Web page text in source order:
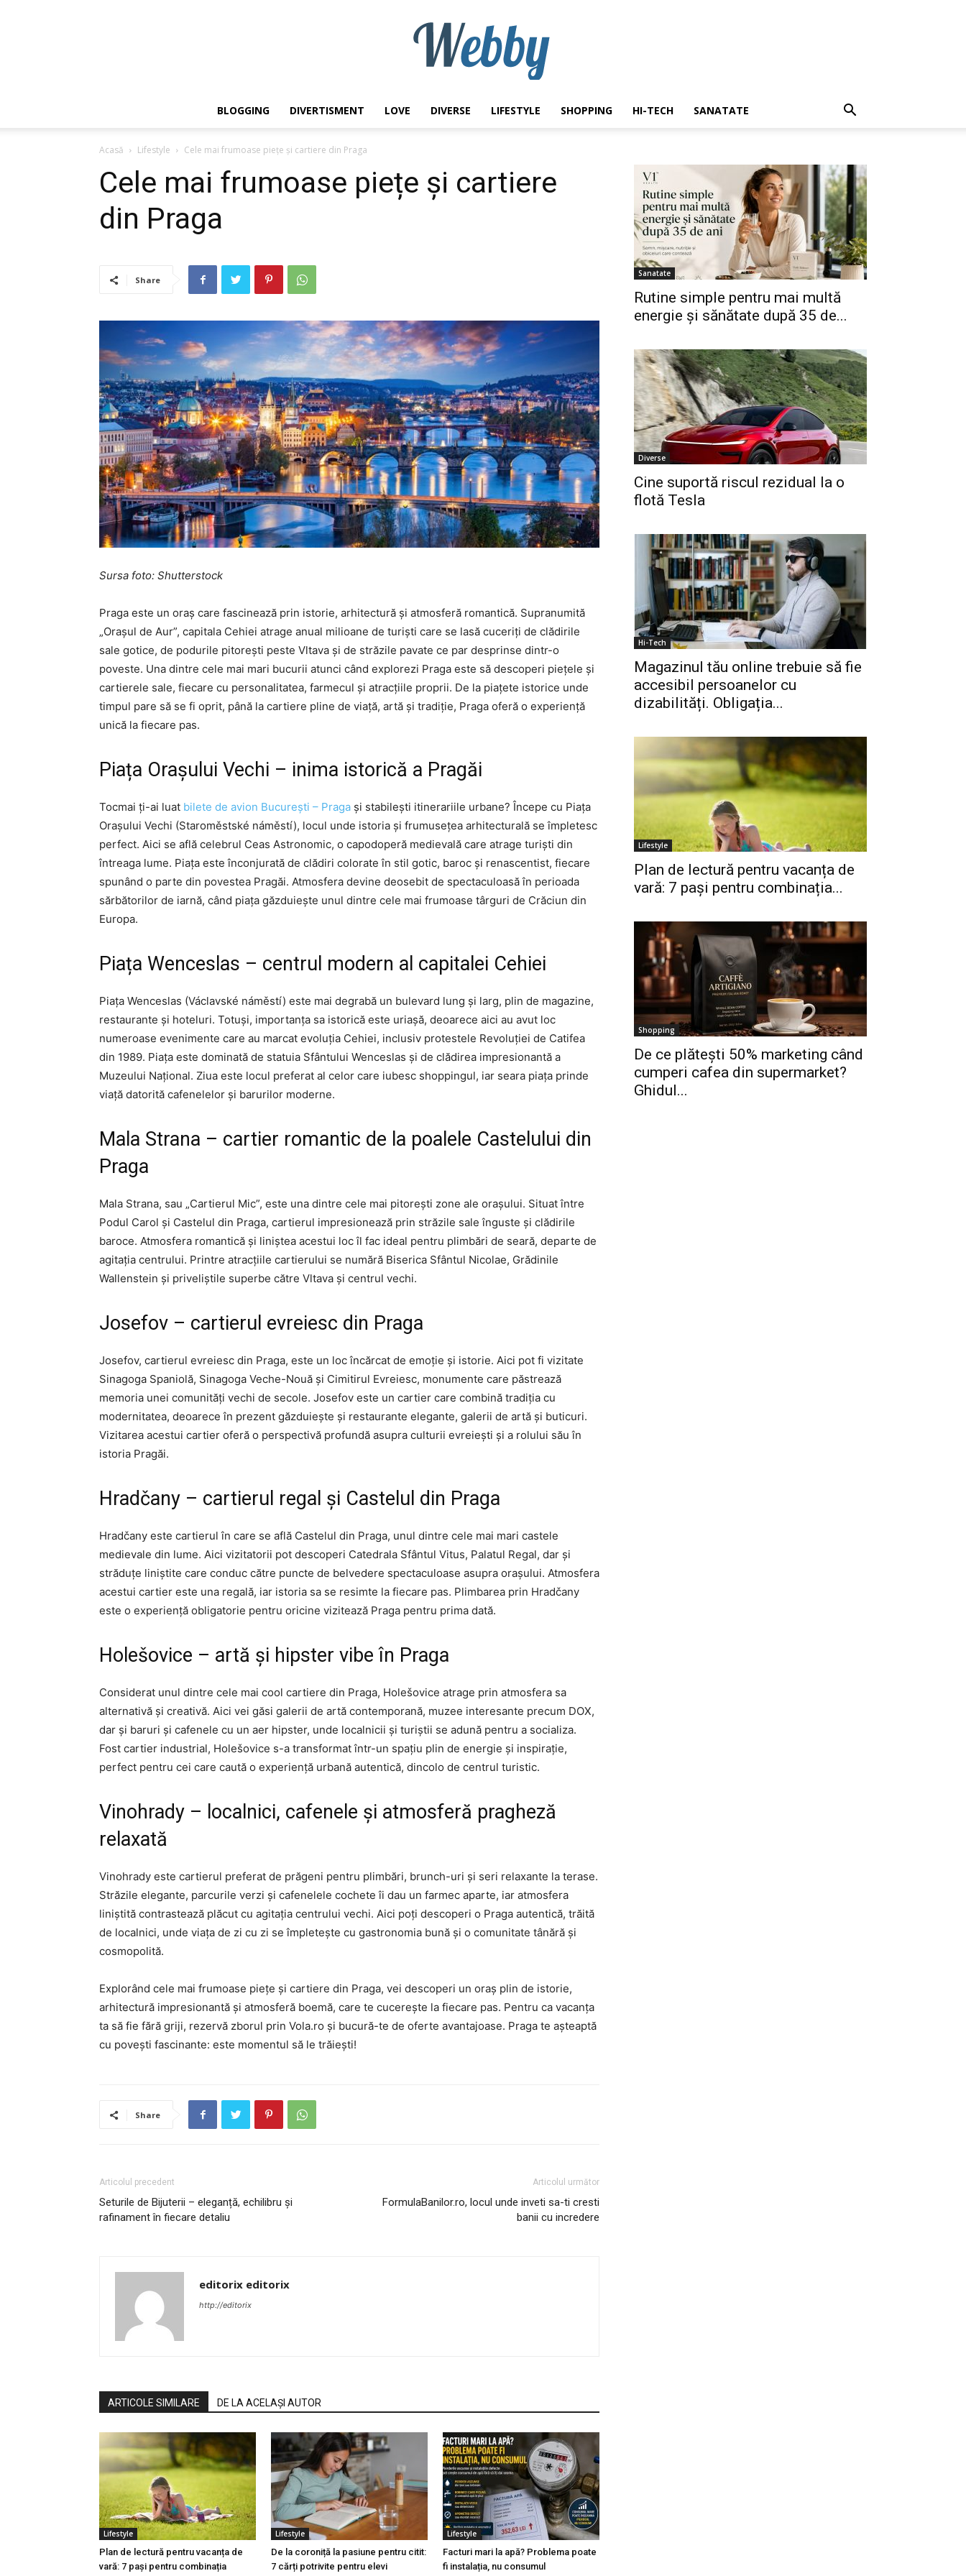
BLOGGING DIVERTISMENT LOVE DIVERSE LIFESTYLE SHOPPING HI-TECH SANATATE
Acasă Lifestyle Cele mai frumoase piețe și cartiere din Praga
Cele mai frumoase piețe și cartiere
din Praga
Share
Sursa foto: Shutterstock
Praga este un oraș care fascinează prin istorie, arhitectură și atmosferă romantică. Supranumită
„Orașul de Aur”, capitala Cehiei atrage anual milioane de turiști care se lasă cuceriți de clădirile
sale gotice, de podurile pitorești peste Vltava și de străzile pavate ce par desprinse dintr-o
poveste. Una dintre cele mai mari bucurii atunci când explorezi Praga este să descoperi piețele și
cartierele sale, fiecare cu personalitatea, farmecul și atracțiile proprii. De la piațete istorice unde
timpul pare să se fi oprit, până la cartiere pline de viață, artă și tradiție, Praga oferă o experiență
unică la fiecare pas.
Piața Orașului Vechi – inima istorică a Pragăi
Tocmai ți-ai luat bilete de avion București – Praga și stabilești itinerariile urbane? Începe cu Piața
Orașului Vechi (Staroměstské náměstí), locul unde istoria și frumusețea arhitecturală se împletesc
perfect. Aici se află celebrul Ceas Astronomic, o capodoperă medievală care atrage turiști din
întreaga lume. Piața este înconjurată de clădiri colorate în stil gotic, baroc și renascentist, fiecare
spunând o parte din povestea Pragăi. Atmosfera devine deosebit de spectaculoasă în perioada
sărbătorilor de iarnă, când piața găzduiește unul dintre cele mai frumoase târguri de Crăciun din
Europa.
Piața Wenceslas – centrul modern al capitalei Cehiei
Piața Wenceslas (Václavské náměstí) este mai degrabă un bulevard lung și larg, plin de magazine,
restaurante și hoteluri. Totuși, importanța sa istorică este uriașă, deoarece aici au avut loc
numeroase evenimente care au marcat evoluția Cehiei, inclusiv protestele Revoluției de Catifea
din 1989. Piața este dominată de statuia Sfântului Wenceslas și de clădirea impresionantă a
Muzeului Național. Ziua este locul preferat al celor care iubesc shoppingul, iar seara piața prinde
viață datorită cafenelelor și barurilor moderne.
Mala Strana – cartier romantic de la poalele Castelului din
Praga
Mala Strana, sau „Cartierul Mic”, este una dintre cele mai pitorești zone ale orașului. Situat între
Podul Carol și Castelul din Praga, cartierul impresionează prin străzile sale înguste și clădirile
baroce. Atmosfera romantică și liniștea acestui loc îl fac ideal pentru plimbări de seară, departe de
agitația centrului. Printre atracțiile cartierului se numără Biserica Sfântul Nicolae, Grădinile
Wallenstein și priveliștile superbe către Vltava și centrul vechi.
Josefov – cartierul evreiesc din Praga
Josefov, cartierul evreiesc din Praga, este un loc încărcat de emoție și istorie. Aici pot fi vizitate
Sinagoga Spaniolă, Sinagoga Veche-Nouă și Cimitirul Evreiesc, monumente care păstrează
memoria unei comunități vechi de secole. Josefov este un cartier care combină tradiția cu
modernitatea, deoarece în prezent găzduiește și restaurante elegante, galerii de artă și buticuri.
Vizitarea acestui cartier oferă o perspectivă profundă asupra culturii evreiești și a rolului său în
istoria Pragăi.
Hradčany – cartierul regal și Castelul din Praga
Hradčany este cartierul în care se află Castelul din Praga, unul dintre cele mai mari castele
medievale din lume. Aici vizitatorii pot descoperi Catedrala Sfântul Vitus, Palatul Regal, dar și
străduțe liniștite care conduc către puncte de belvedere spectaculoase asupra orașului. Atmosfera
acestui cartier este una regală, iar istoria sa se resimte la fiecare pas. Plimbarea prin Hradčany
este o experiență obligatorie pentru oricine vizitează Praga pentru prima dată.
Holešovice – artă și hipster vibe în Praga
Considerat unul dintre cele mai cool cartiere din Praga, Holešovice atrage prin atmosfera sa
alternativă și creativă. Aici vei găsi galerii de artă contemporană, muzee interesante precum DOX,
dar și baruri și cafenele cu un aer hipster, unde localnicii și turiștii se adună pentru a socializa.
Fost cartier industrial, Holešovice s-a transformat într-un spațiu plin de energie și inspirație,
perfect pentru cei care caută o experiență urbană autentică, dincolo de centrul turistic.
Vinohrady – localnici, cafenele și atmosferă pragheză
relaxată
Vinohrady este cartierul preferat de prăgeni pentru plimbări, brunch-uri și seri relaxante la terase.
Străzile elegante, parcurile verzi și cafenelele cochete îi dau un farmec aparte, iar atmosfera
liniștită contrastează plăcut cu agitația centrului vechi. Aici poți descoperi o Praga autentică, trăită
de localnici, unde viața de zi cu zi se împletește cu gastronomia bună și o comunitate tânără și
cosmopolită.
Explorând cele mai frumoase piețe și cartiere din Praga, vei descoperi un oraș plin de istorie,
arhitectură impresionantă și atmosferă boemă, care te cucerește la fiecare pas. Pentru ca vacanța
ta să fie fără griji, rezervă zborul prin Vola.ro și bucură-te de oferte avantajoase. Praga te așteaptă
cu povești fascinante: este momentul să le trăiești!
Share
Articolul precedent
Seturile de Bijuterii – eleganță, echilibru și
rafinament în fiecare detaliu
Articolul următor
FormulaBanilor.ro, locul unde inveti sa-ti cresti
banii cu incredere
editorix editorix
http://editorix
ARTICOLE SIMILARE DE LA ACELAȘI AUTOR
Lifestyle
Plan de lectură pentru vacanța de
vară: 7 pași pentru combinația
Lifestyle
De la coroniță la pasiune pentru citit:
7 cărți potrivite pentru elevi
Lifestyle
Facturi mari la apă? Problema poate
fi instalația, nu consumul
Sanatate
Rutine simple pentru mai multă
energie și sănătate după 35 de...
Diverse
Cine suportă riscul rezidual la o
flotă Tesla
Hi-Tech
Magazinul tău online trebuie să fie
accesibil persoanelor cu
dizabilități. Obligația...
Lifestyle
Plan de lectură pentru vacanța de
vară: 7 pași pentru combinația...
Shopping
De ce plătești 50% marketing când
cumperi cafea din supermarket?
Ghidul...